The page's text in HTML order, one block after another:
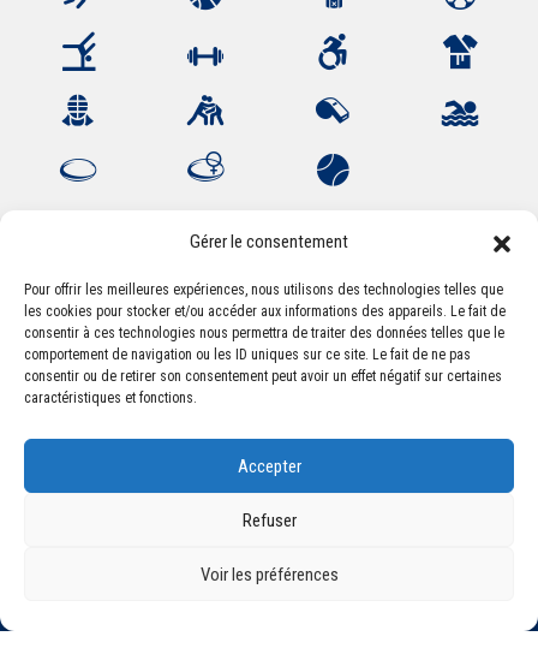
Gérer le consentement
Pour offrir les meilleures expériences, nous utilisons des technologies telles que
les cookies pour stocker et/ou accéder aux informations des appareils. Le fait de
consentir à ces technologies nous permettra de traiter des données telles que le
comportement de navigation ou les ID uniques sur ce site. Le fait de ne pas
consentir ou de retirer son consentement peut avoir un effet négatif sur certaines
caractéristiques et fonctions.
Accepter
Refuser
Voir les préférences
Association Sportive Montferrandaise
84, boulevard Léon Jouhaux
CS 80221 - 63021 Clermont-Ferrand Cedex 2
accueil@asm-omnisports.com